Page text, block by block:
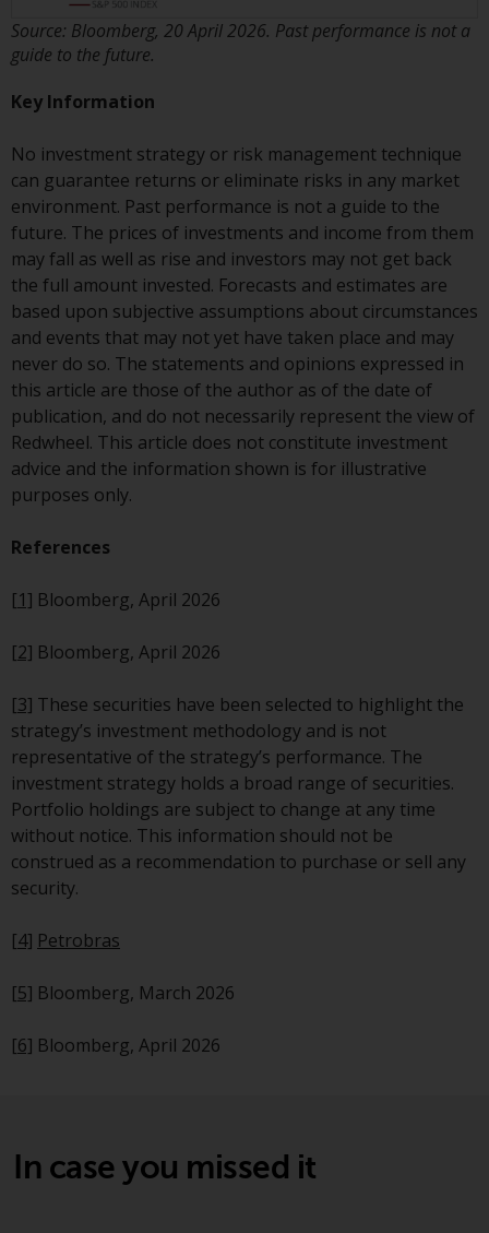
Informationen für Anleger in den
USA
Diese Website ist weder ein
Angebot zum Verkauf noch eine
Aufforderung zur Beteiligung an
privaten oder registrierten
Fonds, die über Redwheel
angeboten werden.
Zu den Fonds im US-Bereich der
Website gehören Produkte, die
gemäß dem Investment Company
Act von 1940 („40 Act Funds“)
registriert sind. Die 40 Act Funds
akzeptieren im Allgemeinen keine
Anlagen von Nicht-US-Personen.
gestattet werden in einen 40-Act-
Fonds zu investieren,
vorbehaltlich der Erfüllung einer
erhöhten Sorgfaltspflicht.
Um festzustellen, ob ein 40-Act-
Fonds eine geeignete Anlage für
Sie ist, prüfen Sie sorgfältig die
Anlageziele, das Risiko sowie die
Gebühren und Ausgaben des
Fonds prüfen. Diese und andere
Informationen finden Sie im
Verkaufsprospekt des Fonds, der
FUND erhältlich ist oder indem
Sie
https://www.redwheel.com/us/en/
and-documents/ besuchen. Bitte
lesen Sie den Verkaufsprospekt
sorgfältig durch, bevor Sie
beschriebene Fonds unterliegen
nicht den gleichen
Source: Bloomberg, 20 April 2026. Past performance is not a
guide to the future.
Key Information
No investment strategy or risk management technique
can guarantee returns or eliminate risks in any market
environment. Past performance is not a guide to the
future. The prices of investments and income from them
may fall as well as rise and investors may not get back
the full amount invested. Forecasts and estimates are
based upon subjective assumptions about circumstances
and events that may not yet have taken place and may
never do so. The statements and opinions expressed in
this article are those of the author as of the date of
publication, and do not necessarily represent the view of
Redwheel. This article does not constitute investment
advice and the information shown is for illustrative
purposes only.
References
[1] Bloomberg, April 2026
[2] Bloomberg, April 2026
[3] These securities have been selected to highlight the
strategy’s investment methodology and is not
representative of the strategy’s performance. The
investment strategy holds a broad range of securities.
Portfolio holdings are subject to change at any time
without notice. This information should not be
construed as a recommendation to purchase or sell any
security.
[4] Petrobras
[5] Bloomberg, March 2026
[6] Bloomberg, April 2026
In case you missed it